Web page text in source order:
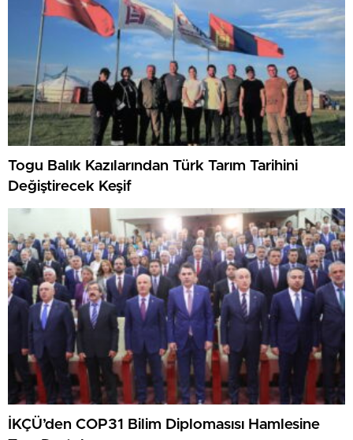
Togu Balık Kazılarından Türk Tarım Tarihini
Değiştirecek Keşif
İKÇÜ’den COP31 Bilim Diplomasısı Hamlesine